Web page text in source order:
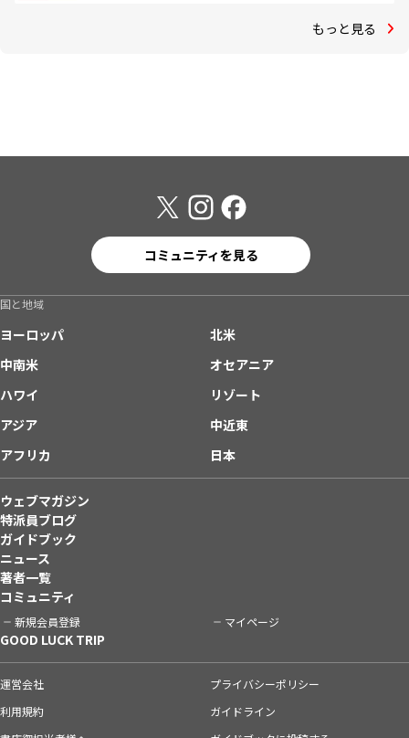
もっと見る
コミュニティを見る
国と地域
ヨーロッパ
北米
中南米
オセアニア
ハワイ
リゾート
アジア
中近東
アフリカ
日本
ウェブマガジン
特派員ブログ
ガイドブック
ニュース
著者一覧
コミュニティ
新規会員登録 マイページ
GOOD LUCK TRIP
運営会社
プライバシーポリシー
利用規約
ガイドライン